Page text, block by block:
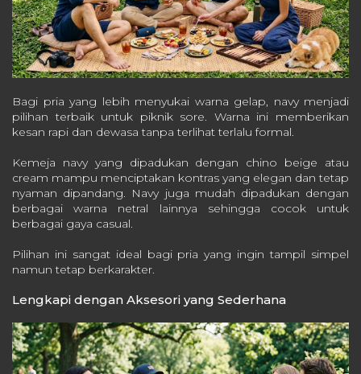
Bagi pria yang lebih menyukai warna gelap, navy menjadi
pilihan terbaik untuk piknik sore. Warna ini memberikan
kesan rapi dan dewasa tanpa terlihat terlalu formal.
Kemeja navy yang dipadukan dengan chino beige atau
cream mampu menciptakan kontras yang elegan dan tetap
nyaman dipandang. Navy juga mudah dipadukan dengan
berbagai warna netral lainnya sehingga cocok untuk
berbagai gaya casual.
Pilihan ini sangat ideal bagi pria yang ingin tampil simpel
namun tetap berkarakter.
Lengkapi dengan Aksesori yang Sederhana